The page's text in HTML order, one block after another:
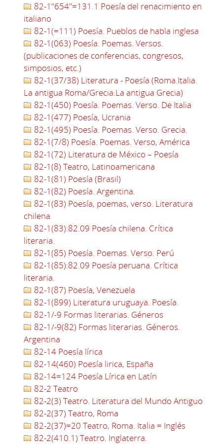
82-1"654"=131.1 Poesía del renacimiento en
italiano
82-1(=111) Poesía. Pueblos de habla inglesa
82-1(063) Poesía. Poemas. Versos.
(publicaciones de conferencias, congresos,
simposios, etc.)
82-1(37/38) Literatura - Poesía (Roma.Italia.
La antigua Roma/Grecia.La antigua Grecia)
82-1(450) Poesía. Poemas. Verso. De Italia
82-1(477) Poesía, Ucrania
82-1(495) Poesía. Poemas. Verso. Grecia.
82-1(7/8) Poesía. Poemas. Verso, América
82-1(72) Literatura de México – Poesía
82-1(8) Teatro, Latinoamericana
82-1(81) Poesía (Brasil)
82-1(82) Poesía. Argentina.
82-1(83) Poesía, poemas, verso. Literatura
chilena
82-1(83):82.09 Poesía chilena. Crítica
literaria.
82-1(85) Poesía. Poemas. Verso. Perú
82-1(85):82.09 Poesía peruana. Crítica
literaria.
82-1(87) Poesía, Venezuela
82-1(899) Literatura uruguaya. Poesía.
82-1/-9 Formas literarias. Géneros
82-1/-9(82) Formas literarias. Géneros.
Argentina
82-14 Poesía lírica
82-14(460) Poesía lirica, España
82-14=124 Poesía Lírica en Latín
82-2 Teatro
82-2(3) Teatro. Literatura del Mundo Antiguo
82-2(37) Teatro, Roma
82-2(37)=20 Teatro, Roma. Italia = Inglés
82-2(410.1) Teatro. Inglaterra.